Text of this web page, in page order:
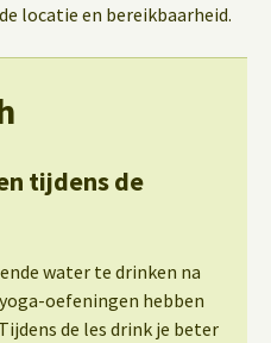
locatie en bereikbaarheid.
tijdens de
water te drinken na
oefeningen hebben
de les drink je beter